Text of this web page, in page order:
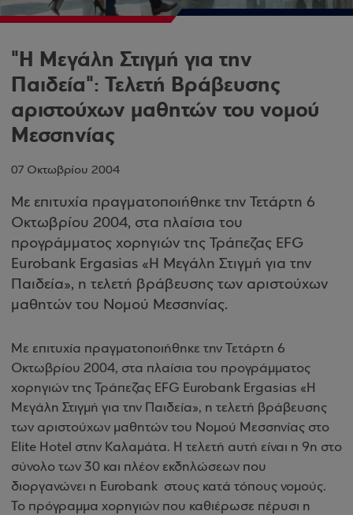
"Η Μεγάλη Στιγμή για την
Παιδεία": Τελετή Βράβευσης
αριστούχων μαθητών του νομού
Μεσσηνίας
07 Οκτωβρίου 2004
Με επιτυχία πραγματοποιήθηκε την Τετάρτη 6
Οκτωβρίου 2004, στα πλαίσια του
προγράμματος χορηγιών της Τράπεζας EFG
Eurobank Ergasias «Η Μεγάλη Στιγμή για την
Παιδεία», η τελετή βράβευσης των αριστούχων
μαθητών του Νομού Μεσσηνίας.
Με επιτυχία πραγματοποιήθηκε την Τετάρτη 6
Οκτωβρίου 2004, στα πλαίσια του προγράμματος
χορηγιών της Τράπεζας EFG Eurobank Ergasias «Η
Μεγάλη Στιγμή για την Παιδεία», η τελετή βράβευσης
των αριστούχων μαθητών του Νομού Μεσσηνίας στο
Elite Hotel στην Καλαμάτα. Η τελετή αυτή είναι η 9η στο
σύνολο των 30 και πλέον εκδηλώσεων που
διοργανώνει η Eurobank στους κατά τόπους νομούς.
Το πρόγραμμα χορηγιών που καθιέρωσε πέρυσι η